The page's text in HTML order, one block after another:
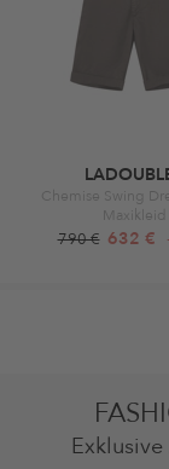
Chemise Swing
Maxikleid
790 € 632 €